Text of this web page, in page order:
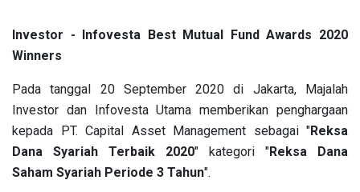
Investor - Infovesta Best Mutual Fund Awards 2020
Winners
Pada tanggal 20 September 2020 di Jakarta, Majalah
Investor dan Infovesta Utama memberikan penghargaan
kepada PT. Capital Asset Management sebagai "Reksa
Dana Syariah Terbaik 2020" kategori "Reksa Dana
Saham Syariah Periode 3 Tahun".